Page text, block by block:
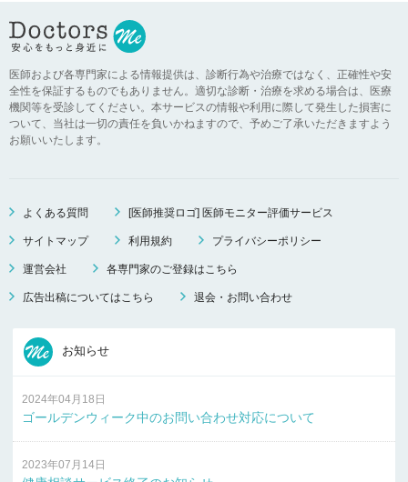
医師および各専門家による情報提供は、診断行為や治療ではなく、正確性や安
全性を保証するものでもありません。適切な診断・治療を求める場合は、医療
機関等を受診してください。本サービスの情報や利用に際して発生した損害に
ついて、当社は一切の責任を負いかねますので、予めご了承いただきますよう
お願いいたします。
よくある質問 [医師推奨ロゴ] 医師モニター評価サービス
サイトマップ 利用規約 プライバシーポリシー
運営会社 各専門家のご登録はこちら
広告出稿についてはこちら 退会・お問い合わせ
お知らせ
2024年04月18日
ゴールデンウィーク中のお問い合わせ対応について
2023年07月14日